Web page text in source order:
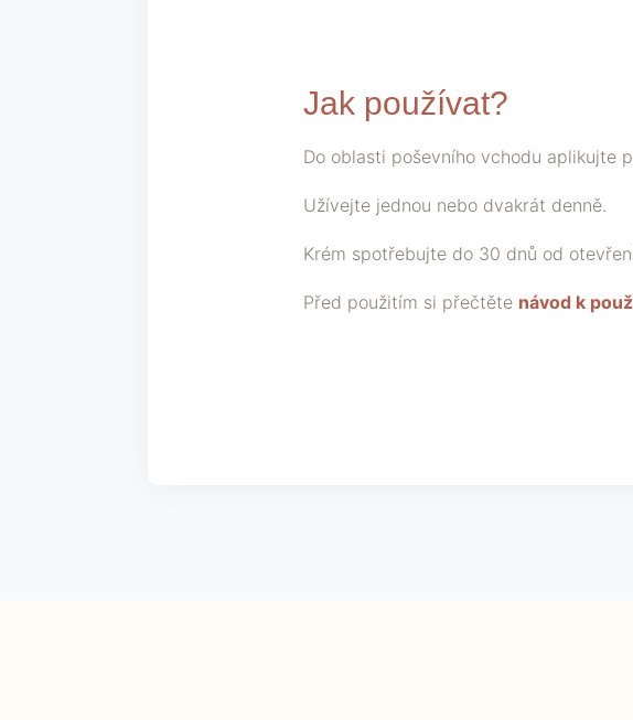
Jak používat?
Do oblasti poševního vchodu aplikujte
Užívejte jednou nebo dvakrát denně.
Krém spotřebujte do 30 dnů od
Před použitím si přečtěte návod k